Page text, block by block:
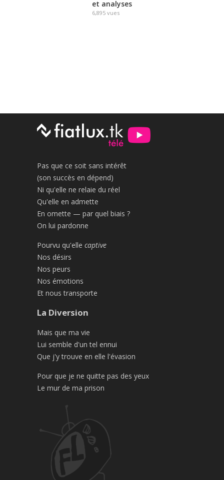
et analyses
6,895 vues
Pas que ce soit sans intérêt
(son succès en dépend)
Ni qu'elle ne relaie du réel
Qu'elle en admette
En omette — par quel biais ?
On lui pardonne
Pourvu qu'elle captive
Nos désirs
Nos peurs
Nos émotions
Et nous transporte
La Diversion
Mais que ma vie
Lui semble d'un tel ennui
Que j'y trouve en elle l'évasion
Pour que je ne quitte pas des yeux
Le mur de ma prison